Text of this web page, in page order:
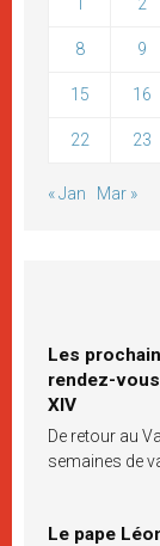
8 9
15 16
22 23
« Jan Mar »
Les
rendez-
XIV
De retour au
semaines de
Le pape